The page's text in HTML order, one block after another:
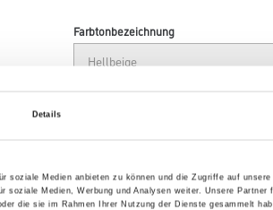
Details
Medien anbieten zu können und die Zugriffe auf
Medien, Werbung und Analysen weiter. Unsere Partner
die sie im Rahmen Ihrer Nutzung der Dienste gesammelt
Farbtonbezeichnung
Umrechnungsfaktoren